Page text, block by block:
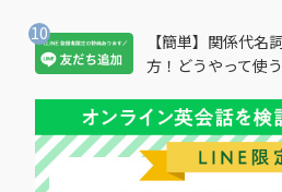
【簡単】関係代
方！どうやって使